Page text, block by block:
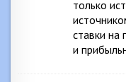
только
ставки на
и